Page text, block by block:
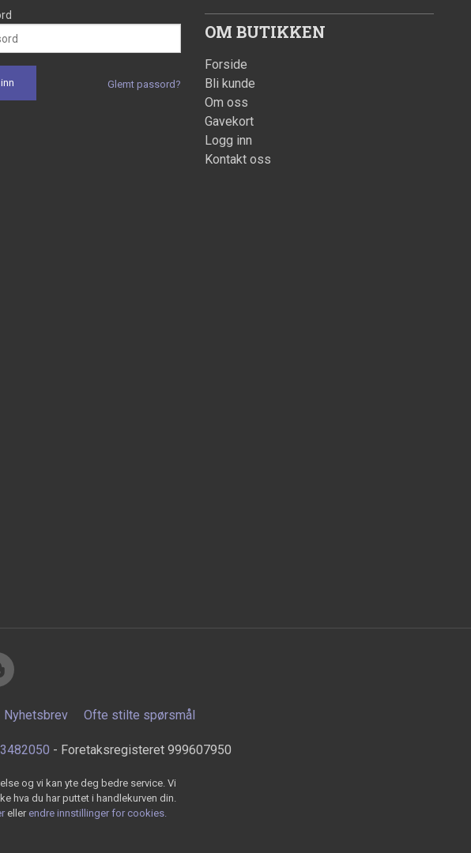
Glemt passord?
OM BUTIKKEN
Forside
Bli kunde
Om oss
Gavekort
Logg inn
Kontakt oss
Nyhetsbrev Ofte stilte spørsmål
- Foretaksregisteret 999607950
og vi kan yte deg bedre service. Vi
hva du har puttet i handlekurven din.
eller endre innstillinger for cookies.